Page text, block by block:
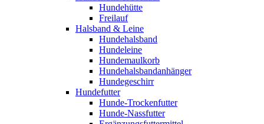
Hundehütte
Freilauf
Halsband & Leine
Hundehalsband
Hundeleine
Hundemaulkorb
Hundehalsbandanhänger
Hundegeschirr
Hundefutter
Hunde-Trockenfutter
Hunde-Nassfutter